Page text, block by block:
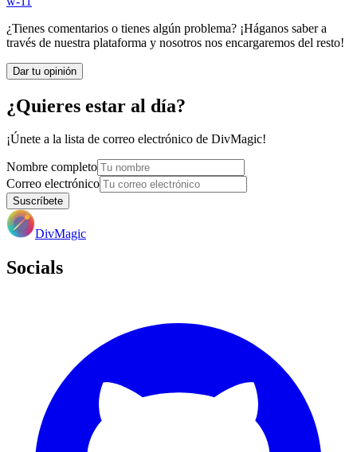
¿Tienes comentarios o tienes algún problema? ¡Háganos saber a
través de nuestra plataforma y nosotros nos encargaremos del resto!
Dar tu opinión
¿Quieres estar al día?
¡Únete a la lista de correo electrónico de DivMagic!
Nombre completo
Correo electrónico
Suscríbete
DivMagic
Socials